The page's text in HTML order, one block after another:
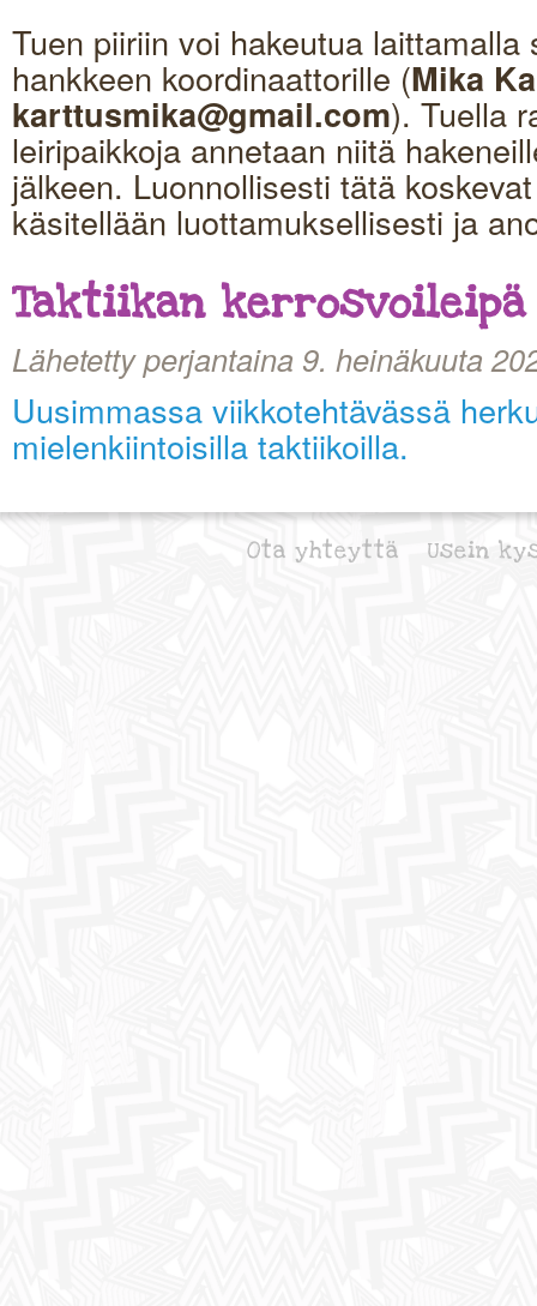
Tuen piiriin voi hakeutua laittamalla
hankkeen koordinaattorille (Mika
karttusmika@gmail.com). Tuella
leiripaikkoja annetaan niitä
jälkeen. Luonnollisesti tätä
käsitellään luottamuksellisesti ja
Taktiikan kerrosvoileipä
Lähetetty perjantaina 9. heinäkuuta
Uusimmassa viikkotehtävässä
mielenkiintoisilla taktiikoilla.
Ota yhteyttä Usein